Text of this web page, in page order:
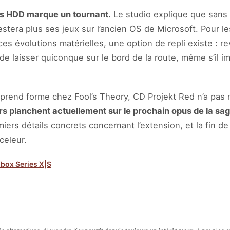
HDD marque un tournant. Le studio explique que
plus ses jeux sur l’ancien OS de Microsoft. Pour
évolutions matérielles, une option de repli existe :
laisser quiconque sur le bord de la route, même s’il
forme chez Fool’s Theory, CD Projekt Red n’a pas
planchent actuellement sur le prochain opus de la
détails concrets concernant l’extension, et la fin de
Series X|S